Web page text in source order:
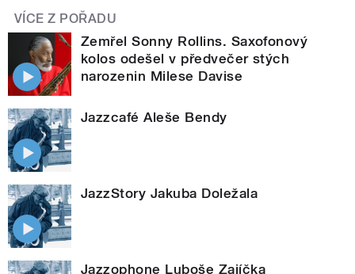
VÍCE Z POŘADU
Zemřel Sonny Rollins. Saxofonový
kolos odešel v předvečer stých
narozenin Milese Davise
Jazzcafé Aleše Bendy
JazzStory Jakuba Doležala
Jazzophone Luboše Zajíčka